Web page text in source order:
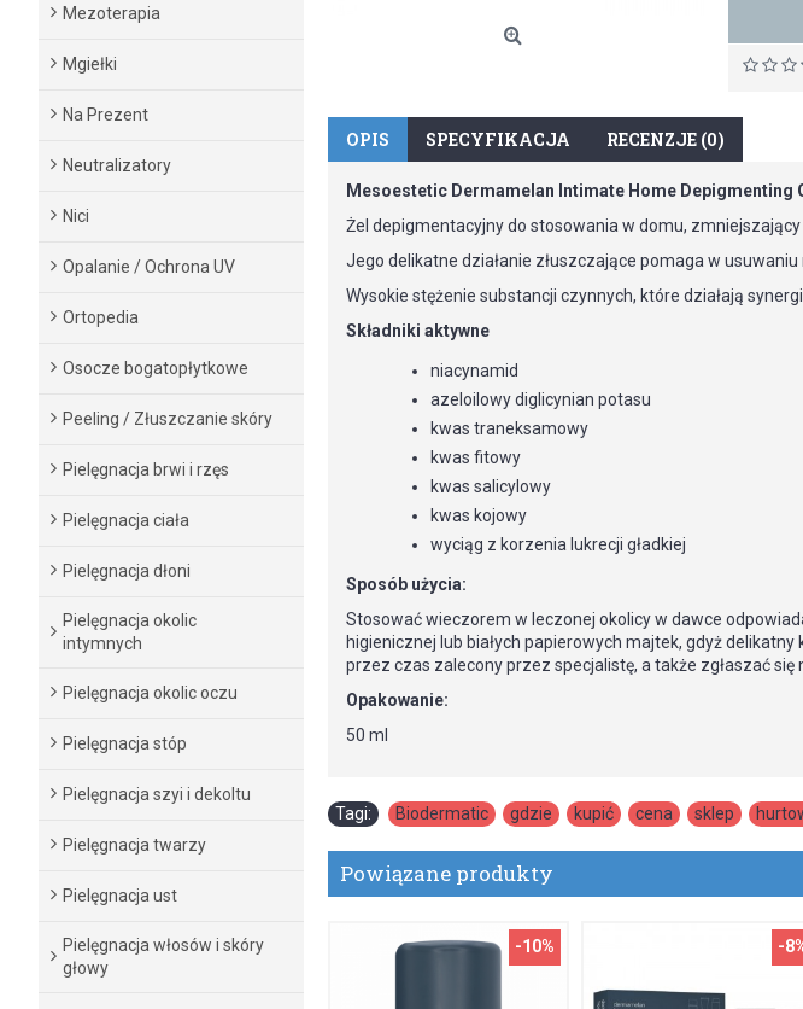
Mezoterapia
Mgiełki
Na Prezent
Neutralizatory
Nici
Opalanie / Ochrona UV
Ortopedia
Osocze bogatopłytkowe
Peeling / Złuszczanie skóry
Pielęgnacja brwi i rzęs
Pielęgnacja ciała
Pielęgnacja dłoni
Pielęgnacja okolic
intymnych
Pielęgnacja okolic oczu
Pielęgnacja stóp
Pielęgnacja szyi i dekoltu
Pielęgnacja twarzy
Pielęgnacja ust
Pielęgnacja włosów i skóry
głowy
OPIS SPECYFIKACJA RECENZJE (0)
Mesoestetic Dermamelan Intimate Home
Żel depigmentacyjny do stosowania w domu,
Jego delikatne działanie złuszczające pomaga w
Wysokie stężenie substancji czynnych, które działają
Składniki aktywne
niacynamid
azeloilowy diglicynian potasu
kwas traneksamowy
kwas fitowy
kwas salicylowy
kwas kojowy
wyciąg z korzenia lukrecji gładkiej
Sposób użycia:
Stosować wieczorem w leczonej okolicy w dawce
higienicznej lub białych papierowych majtek, gdyż
przez czas zalecony przez specjalistę, a także zgłaszać
Opakowanie:
50 ml
Tagi: Biodermatic gdzie kupić cena sklep
Powiązane produkty
-10% -